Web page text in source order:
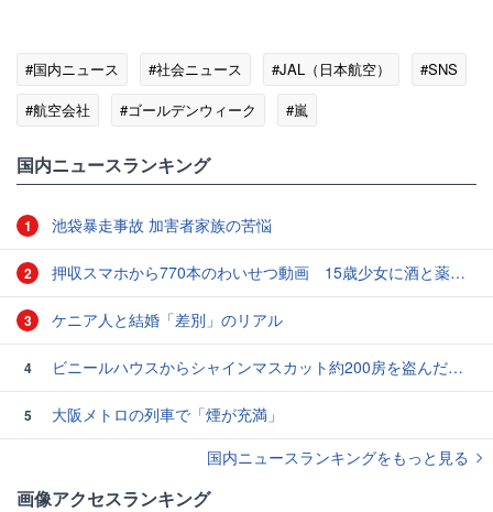
#国内ニュース #社会ニュース #JAL（日本航空）
#SNS
#航空会社
#ゴールデンウィーク #嵐
国内ニュースランキング
1 池袋暴走事故 加害者家族の苦悩
2 押収スマホから770本のわいせつ動画 15歳少女に酒と薬飲ませ性的暴行か 54歳男を再逮捕 「薬もありますよ」とSNSで誘い出し
3 ケニア人と結婚「差別」のリアル
4 ビニールハウスからシャインマスカット約200房を盗んだ疑い ネットで販売か 無職の男（42）逮捕 岡山県警
5
大阪メトロの列車で「煙が充満」
国内ニュースランキングをもっと見る
画像アクセスランキング